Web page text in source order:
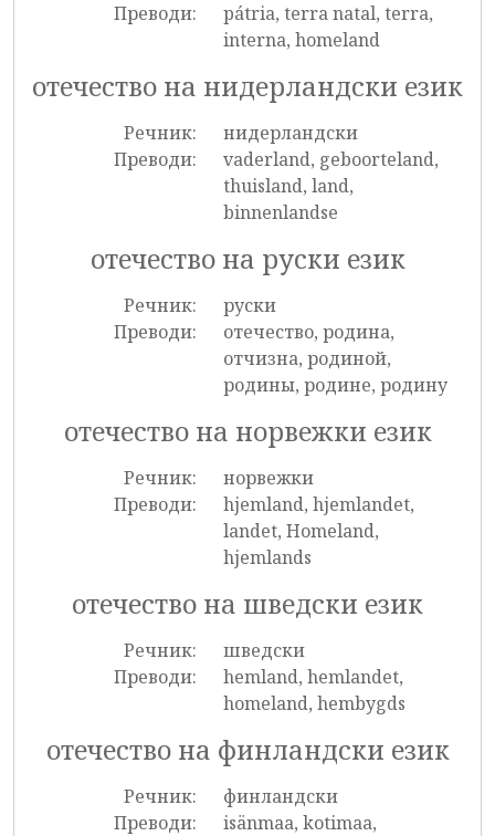
Преводи:
pátria, terra natal, terra,
interna, homeland
отечество на нидерландски език
Речник:
нидерландски
Преводи:
vaderland, geboorteland,
thuisland, land,
binnenlandse
отечество на руски език
Речник:
руски
Преводи:
отечество, родина,
отчизна, родиной,
родины, родине, родину
отечество на норвежки език
Речник:
норвежки
Преводи:
hjemland, hjemlandet,
landet, Homeland,
hjemlands
отечество на шведски език
Речник:
шведски
Преводи:
hemland, hemlandet,
homeland, hembygds
отечество на финландски език
Речник:
финландски
Преводи:
isänmaa, kotimaa,